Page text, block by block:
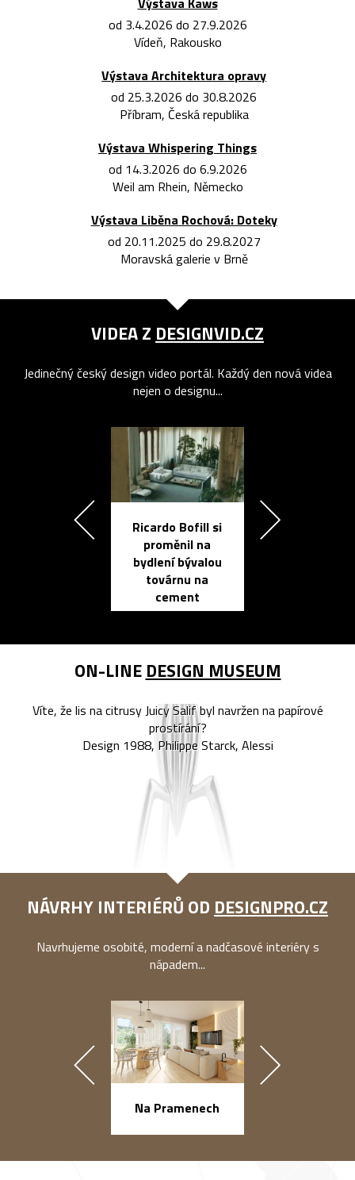
od 3.4.2026 do 27.9.2026
Vídeň, Rakousko
Výstava Architektura opravy
od 25.3.2026 do 30.8.2026
Příbram, Česká republika
Výstava Whispering Things
od 14.3.2026 do 6.9.2026
Weil am Rhein, Německo
Výstava Liběna Rochová: Doteky
od 20.11.2025 do 29.8.2027
Moravská galerie v Brně
VIDEA Z DESIGNVID.CZ
Jedinečný český design video portál. Každý den nová videa
nejen o designu...
Ricardo Bofill si
proměnil na
bydlení bývalou
továrnu na
cement
ON-LINE DESIGN MUSEUM
Víte, že lis na citrusy Juicy Salif byl navržen na papírové
prostírání?
Design 1988, Philippe Starck, Alessi
NÁVRHY INTERIÉRŮ OD DESIGNPRO.CZ
Navrhujeme osobité, moderní a nadčasové interiéry s
nápadem...
Na Pramenech